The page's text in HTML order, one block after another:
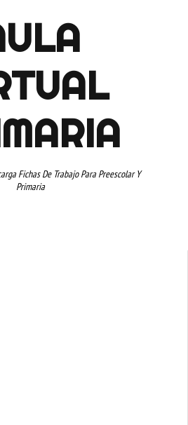
Fichas De Trabajo Para Preescolar Y
Primaria